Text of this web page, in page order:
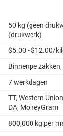
50 kg (geen
(drukwerk)
$5.00 - $12.00/
Binnenpe
7 werkdagen
TT, Western
DA, MoneyGram
800,000 kg per